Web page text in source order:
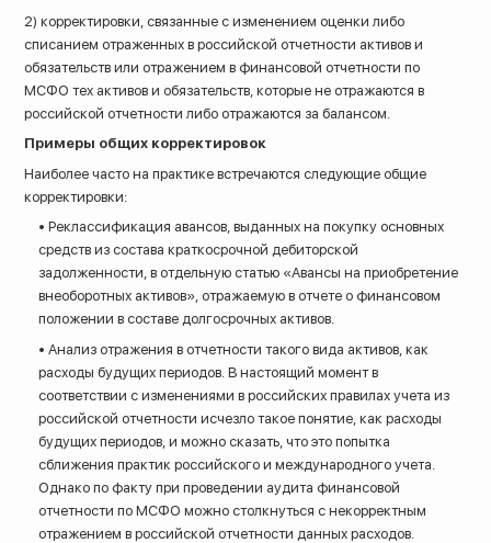
2) корректировки, связанные с изменением оценки либо
списанием отраженных в российской отчетности активов и
обязательств или отражением в финансовой отчетности по
МСФО тех активов и обязательств, которые не отражаются в
российской отчетности либо отражаются за балансом.
Примеры общих корректировок
Наиболее часто на практике встречаются следующие общие
корректировки:
• Реклассификация авансов, выданных на покупку основных
средств из состава краткосрочной дебиторской
задолженности, в отдельную статью «Авансы на приобретение
внеоборотных активов», отражаемую в отчете о финансовом
положении в составе долгосрочных активов.
• Анализ отражения в отчетности такого вида активов, как
расходы будущих периодов. В настоящий момент в
соответствии с изменениями в российских правилах учета из
российской отчетности исчезло такое понятие, как расходы
будущих периодов, и можно сказать, что это попытка
сближения практик российского и международного учета.
Однако по факту при проведении аудита финансовой
отчетности по МСФО можно столкнуться с некорректным
отражением в российской отчетности данных расходов.